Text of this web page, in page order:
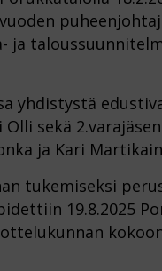
yhdistystä
sekä
ja Kari
tukemiseksi
19.8.2025